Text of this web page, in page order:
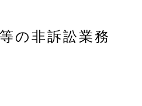
の非訴訟業務